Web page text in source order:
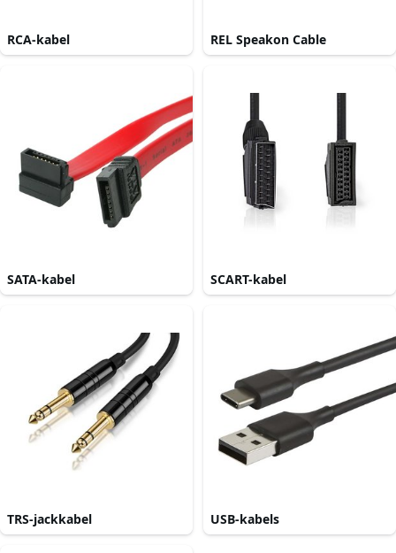
RCA-kabel REL Speakon Cable
SATA-kabel SCART-kabel
TRS-jackkabel USB-kabels